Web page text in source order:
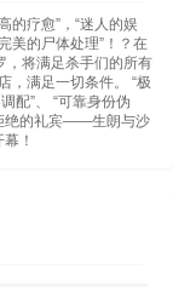
的疗愈”，“迷人的娱
美的尸体处理”！？在
，将满足杀手们的所有
满足一切条件。 “极
配”、 “可靠身份伪
绝的礼宾——生朗与沙
！